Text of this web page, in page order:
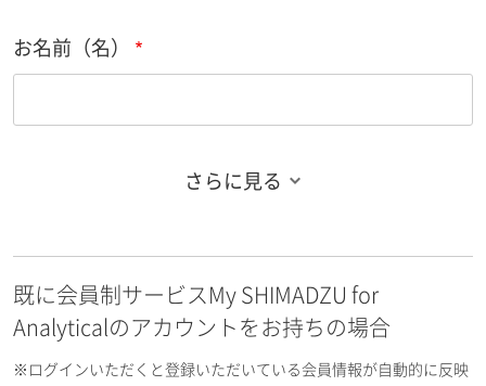
お名前（名）
お名前フリガナ（名）
さらに見る
既に会員制サービスMy SHIMADZU for
Analyticalのアカウントをお持ちの場合
※ログインいただくと登録いただいている会員情報が自動的に反映